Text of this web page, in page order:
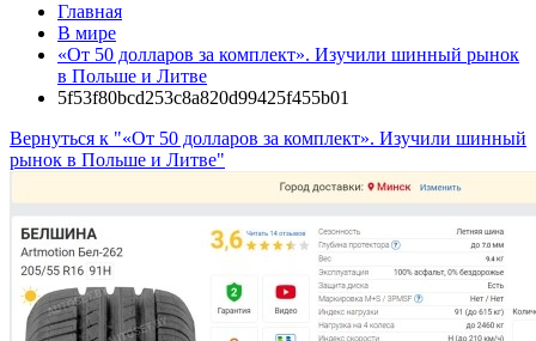
Главная
В мире
«От 50 долларов за комплект». Изучили шинный рынок
в Польше и Литве
5f53f80bcd253c8a820d99425f455b01
Вернуться к "«От 50 долларов за комплект». Изучили шинный
рынок в Польше и Литве"